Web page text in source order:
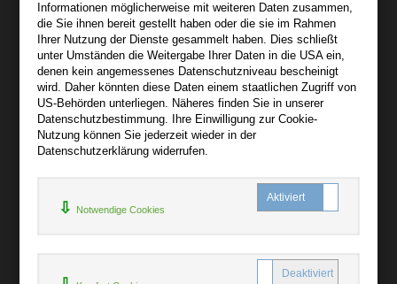
Impressum
Widerruf
Datenschutz
Hilfe
+
Informationen möglicherweise mit weiteren Daten zusammen,
die Sie ihnen bereit gestellt haben oder die sie im Rahmen
Ihrer Nutzung der Dienste gesammelt haben. Dies schließt
unter Umständen die Weitergabe Ihrer Daten in die USA ein,
denen kein angemessenes Datenschutzniveau bescheinigt
wird. Daher könnten diese Daten einem staatlichen Zugriff von
US-Behörden unterliegen. Näheres finden Sie in unserer
Datenschutzbestimmung. Ihre Einwilligung zur Cookie-
Nutzung können Sie jederzeit wieder in der
Datenschutzerklärung widerrufen.
Notwendige Cookies